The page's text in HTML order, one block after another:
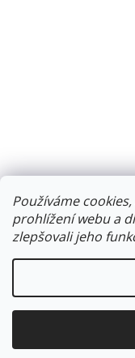
Používáme
prohlížení webu a
zlepšovali jeho